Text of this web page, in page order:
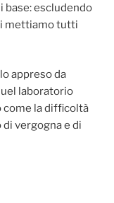
base: escludendo
mettiamo tutti
appreso da
laboratorio
come la difficoltà
vergogna e di